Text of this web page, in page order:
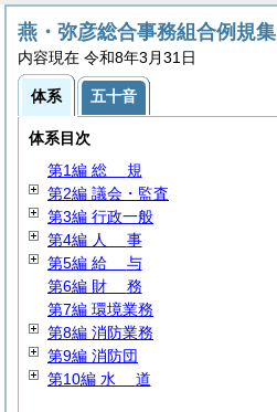
燕・弥彦総合事務組合例規集
内容現在 令和8年3月31日
体系 五十音
体系目次
第1編 総 規
第2編 議会・監査
第3編 行政一般
第4編 人 事
第5編 給 与
第6編 財 務
第7編 環境業務
第8編 消防業務
第9編 消防団
第10編 水 道